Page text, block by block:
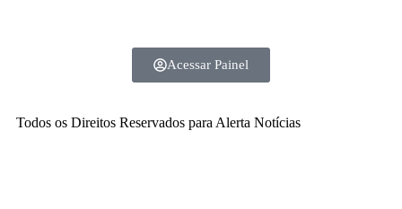
Acessar Painel
Todos os Direitos Reservados para Alerta Notícias